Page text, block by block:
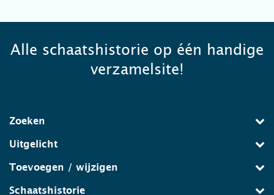
Alle schaatshistorie op één handige
verzamelsite!
Zoeken
Uitgelicht
Toevoegen / wijzigen
Schaatshistorie